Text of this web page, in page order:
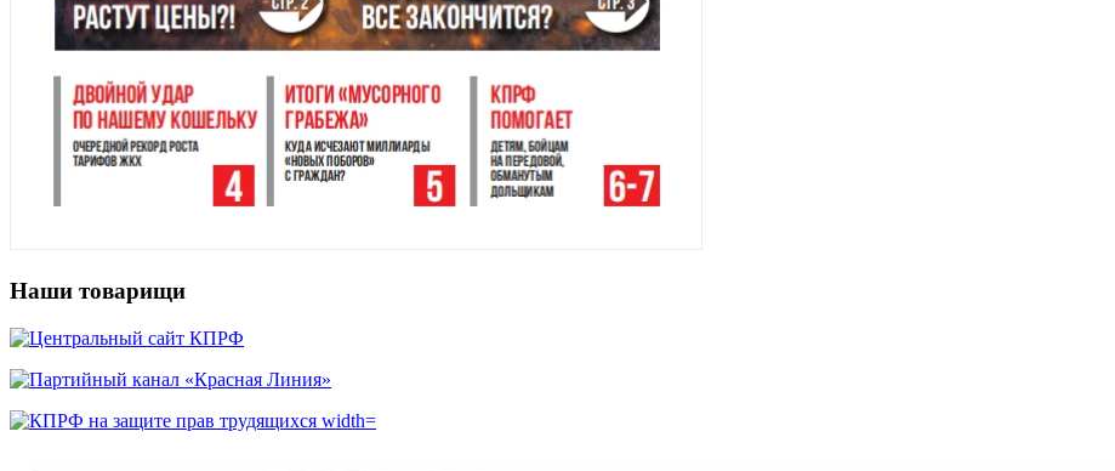
Наши товарищи